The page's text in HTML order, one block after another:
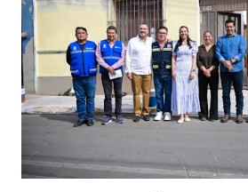
o expertas en el tema. Siempre hay
aprender y nuevas experiencias que
chica y aún no has tenido relaciones
pienses que el sexo será increíble y
experimentarlo, pero como cualquier
experiencia te dirá, siempre es
son suficientemen...